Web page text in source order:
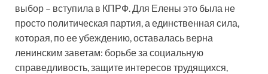
выбор – вступила в КПРФ. Для Елены это была не
просто политическая партия, а единственная сила,
которая, по ее убеждению, оставалась верна
ленинским заветам: борьбе за социальную
справедливость, защите интересов трудящихся,